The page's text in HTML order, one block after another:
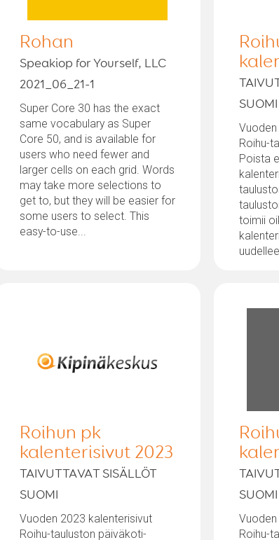
Rohan
Speakiop for Yourself, LLC
2021_06_21-1
Super Core 30 has the exact
same vocabulary as Super
Core 50, and is available for
users who need fewer and
larger cells on each grid. Words
may take more selections to
get to, but they will be easier for
some users to select. This
easy-to-use...
SUOMI
Roihu-
Poista
toimii
Roihun pk
kalenterisivut 2023
TAIVUTTAVAT SISÄLLÖT
SUOMI
Vuoden 2023 kalenterisivut
Roihu-tauluston päiväkoti-
SUOMI
Roihu-